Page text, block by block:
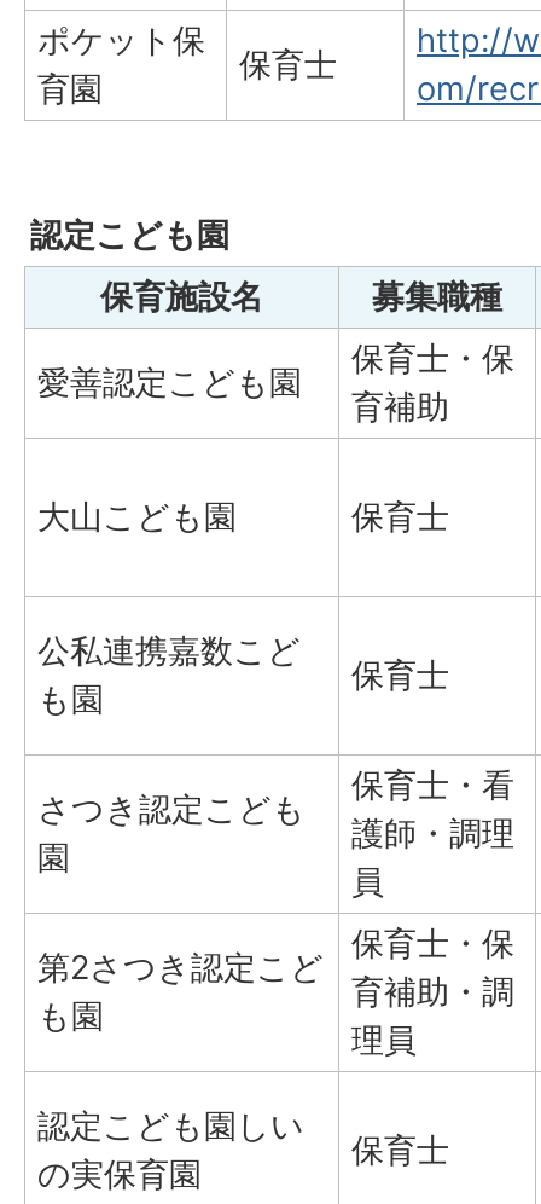
ポケット保
育園
保育士
http://
om/
認定こども園
保育施設名
募集職種
愛善認定こども園
保育士・保
育補助
大山こども園 保育士
公私連携嘉数こど
も園
保育士
さつき認定こども
園
保育士・看
護師・調理
員
第2さつき認定こど
も園
保育士・保
育補助・調
理員
認定こども園しい
の実保育園
保育士